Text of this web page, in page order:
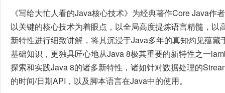
《写给大忙人看的Java核心技术》为经典著作Core Java作
以关键的核心技术为着眼点，以全局高度提炼语言精髓，以
新特性进行细致讲解，将其沉浸于Java多年的真知灼见蕴
基础知识，更独具匠心地从Java 8极其重要的新特性之一
探索和实践Java 8的诸多新特性，诸如针对数据处理的
的时间/日期API，以及脚本语言在Java中的使用。